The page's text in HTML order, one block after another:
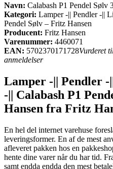
Navn: Calabash P1 Pendel Sølv
Kategori: Lamper -|| Pendler -||
Pendel Sølv – Fritz Hansen
Producent: Fritz Hansen
Varenummer: 4460071
EAN: 5702370171728Vurderet
anmeldelser
Lamper -|| Pendler
-|| Calabash P1
Hansen fra Fritz
En hel del internet varehuse
leveringsformer. En af de mest
afleveret pakken hos en
hente dine varer når du har tid.
samt endda endda den mest